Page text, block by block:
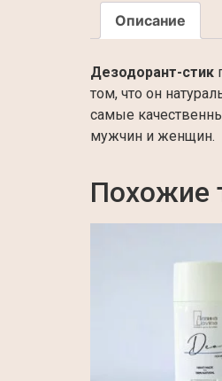
Описание
Дезодорант-стик
том, что он
самые
мужчин и женщин.
Похожие